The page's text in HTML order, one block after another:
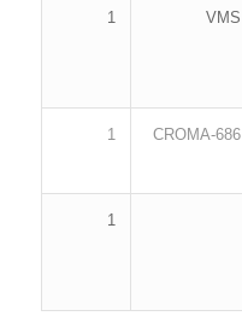
VMS
1
CROMA-686
1
1